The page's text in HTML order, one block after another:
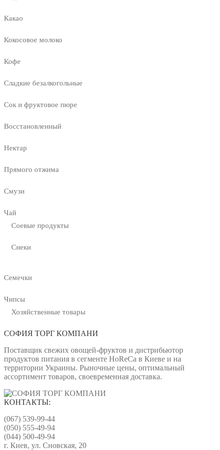
Какао
Кокосовое молоко
Кофе
Сладкие безалкогольные
Сок и фруктовое пюре
Восстановленный
Нектар
Прямого отжима
Смузи
Чай
Соевые продукты
Снеки
Семечки
Чипсы
Хозяйственные товары
СОФИЯ ТОРГ КОМПАНИ
Поставщик свежих овощей-фруктов и дистрибьютор
продуктов питания в сегменте HoReCa в Киеве и на
территории Украины. Рыночные цены, оптимальный
ассортимент товаров, своевременная доставка.
КОНТАКТЫ:
(067) 539-99-44
(050) 555-49-94
(044) 500-49-94
г. Киев, ул. Сновская, 20